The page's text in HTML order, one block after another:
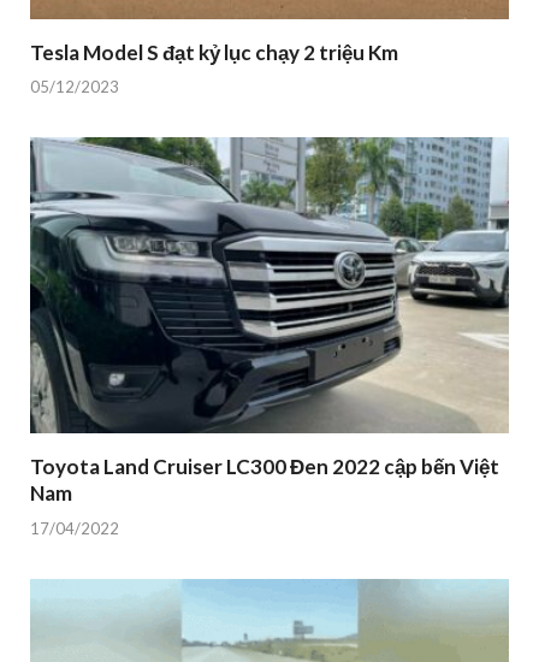
Tesla Model S đạt kỷ lục chạy 2 triệu Km
05/12/2023
Toyota Land Cruiser LC300 Đen 2022 cập bến Việt
Nam
17/04/2022